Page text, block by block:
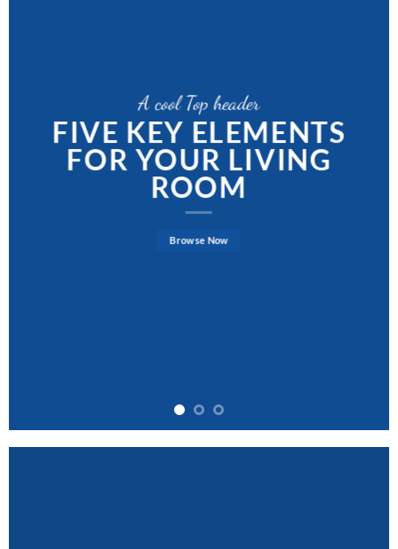
A cool Top header
FIVE KEY ELEMENTS
FOR YOUR LIVING
ROOM
Browse Now